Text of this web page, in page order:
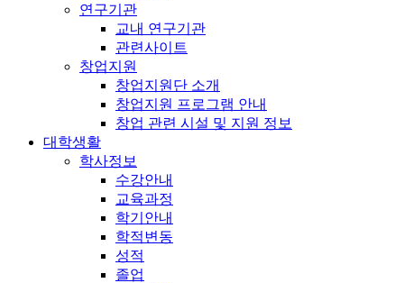
연구기관
교내 연구기관
관련사이트
창업지원
창업지원단 소개
창업지원 프로그램 안내
창업 관련 시설 및 지원 정보
대학생활
학사정보
수강안내
교육과정
학기안내
학적변동
성적
졸업